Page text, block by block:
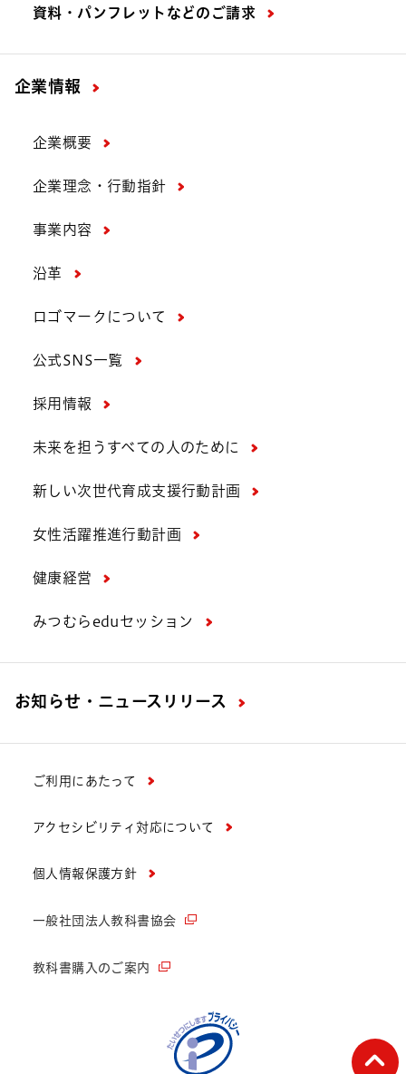
資料・パンフレットなどの ご請求
企業情報
企業概要
企業理念・行動指針
事業内容
沿革
ロゴマークについて
公式SNS一覧
採用情報
未来を担うすべての人のために
新しい次世代育成支援行動計画
女性活躍推進行動計画
健康経営
みつむらeduセッション
お知らせ・ニュースリリース
ご利用にあたって
アクセシビリティ対応について
個人情報保護方針
一般社団法人教科書協会
教科書購入のご案内
ペ